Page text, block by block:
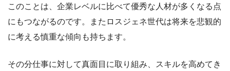
このことは、企業レベルに比べて優秀な人材が多くなる点
にもつながるのです。またロスジェネ世代は将来を悲観的
に考える慎重な傾向も持ちます。
その分仕事に対して真面目に取り組み、スキルを高めてき